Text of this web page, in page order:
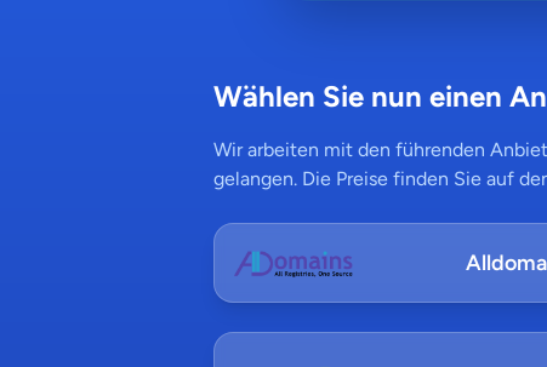
Wählen Sie nun einen
Wir arbeiten mit den führenden
gelangen. Die Preise finden Sie auf